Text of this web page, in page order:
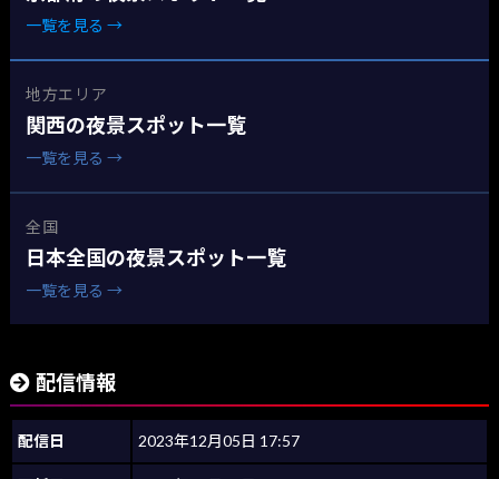
一覧を見る →
地方エリア
関西の夜景スポット一覧
一覧を見る →
全国
日本全国の夜景スポット一覧
一覧を見る →
配信情報
配信日 2023年12月05日 17:57